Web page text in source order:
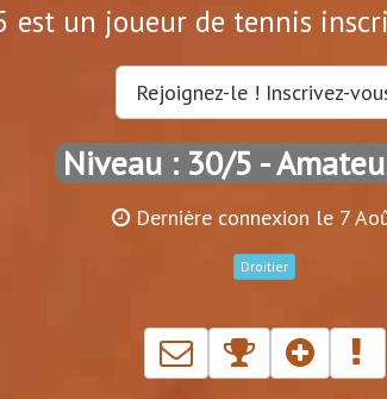
est un joueur de tennis
Rejoignez-le ! Inscrivez-
Niveau : 30/5 -
Dernière connexion le 7
Droitier